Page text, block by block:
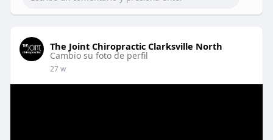
The Joint Chiropractic Clarksville North
Cambio su foto de perfil
27 w